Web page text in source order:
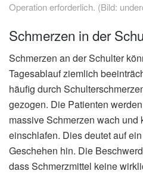
Operation erforderlich. (Bild:
Schmerzen in der
Schmerzen an der Schulter
Tagesablauf ziemlich
häufig durch
gezogen. Die Patienten
massive Schmerzen wach und
einschlafen. Dies deutet auf
Geschehen hin. Die
dass Schmerzmittel keine